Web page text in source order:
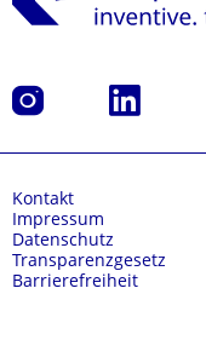
Instagram LinkedIn
Kontakt
Impressum
Datenschutz
Transparenzgesetz
Barrierefreiheit